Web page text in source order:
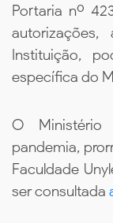
Portaria nº
Instituição,
específica do
O
pandemia,
Faculdade
ser consultada